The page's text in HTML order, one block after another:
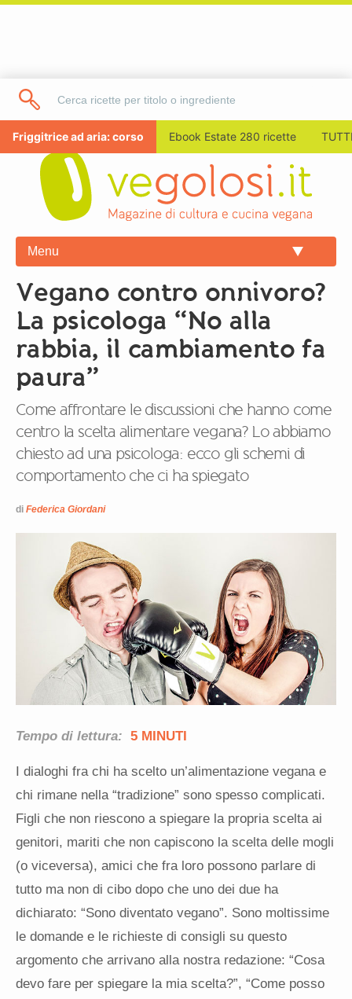
Friggitrice ad aria: corso Ebook Estate 280 ricette
Menu
Vegano contro onnivoro?
La psicologa “No alla
rabbia, il cambiamento fa
paura”
Come affrontare le discussioni che hanno come
centro la scelta alimentare vegana? Lo abbiamo
chiesto ad una psicologa: ecco gli schemi di
comportamento che ci ha spiegato
di Federica Giordani
Tempo di lettura: 5 MINUTI
I dialoghi fra chi ha scelto un’alimentazione vegana e
chi rimane nella “tradizione” sono spesso complicati.
Figli che non riescono a spiegare la propria scelta ai
genitori, mariti che non capiscono la scelta delle mogli
(o viceversa), amici che fra loro possono parlare di
tutto ma non di cibo dopo che uno dei due ha
dichiarato: “Sono diventato vegano”. Sono moltissime
le domande e le richieste di consigli su questo
argomento che arrivano alla nostra redazione: “Cosa
devo fare per spiegare la mia scelta?”, “Come posso